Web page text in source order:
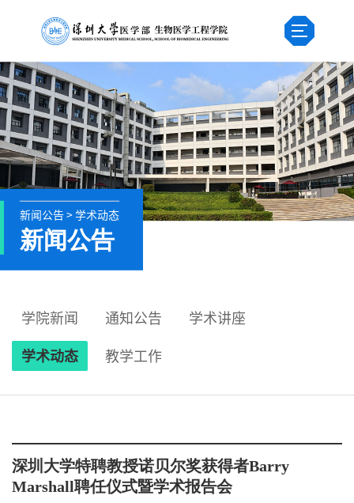
新闻公告 > 学术动态
新闻公告
学院新闻 通知公告 学术讲座
学术动态 教学工作
深圳大学特聘教授诺贝尔奖获得者Barry
Marshall聘任仪式暨学术报告会